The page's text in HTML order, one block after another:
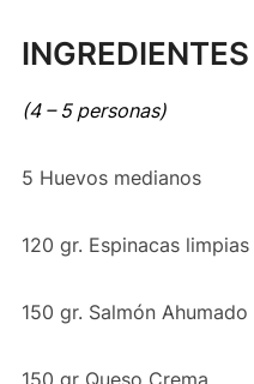
(4 – 5 personas)
5 Huevos medianos
120 gr. Espinacas limpias
150 gr. Salmón
150 gr Queso Crema